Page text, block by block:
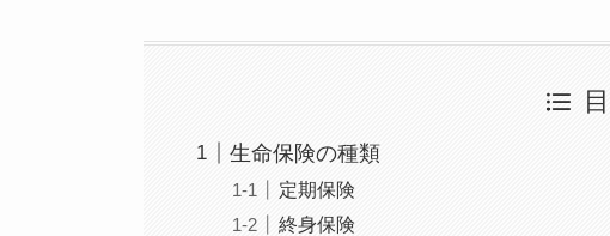
生命保険の種類
定期保険
終身保険